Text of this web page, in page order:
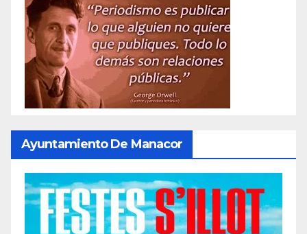
Ayuntamiento De Manacor